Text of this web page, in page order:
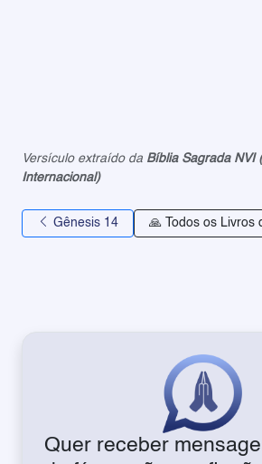
Versículo extraído da Bíblia Sagrada NVI
Internacional)
Gênesis 14 🙏 Todos os Livros
Quer receber